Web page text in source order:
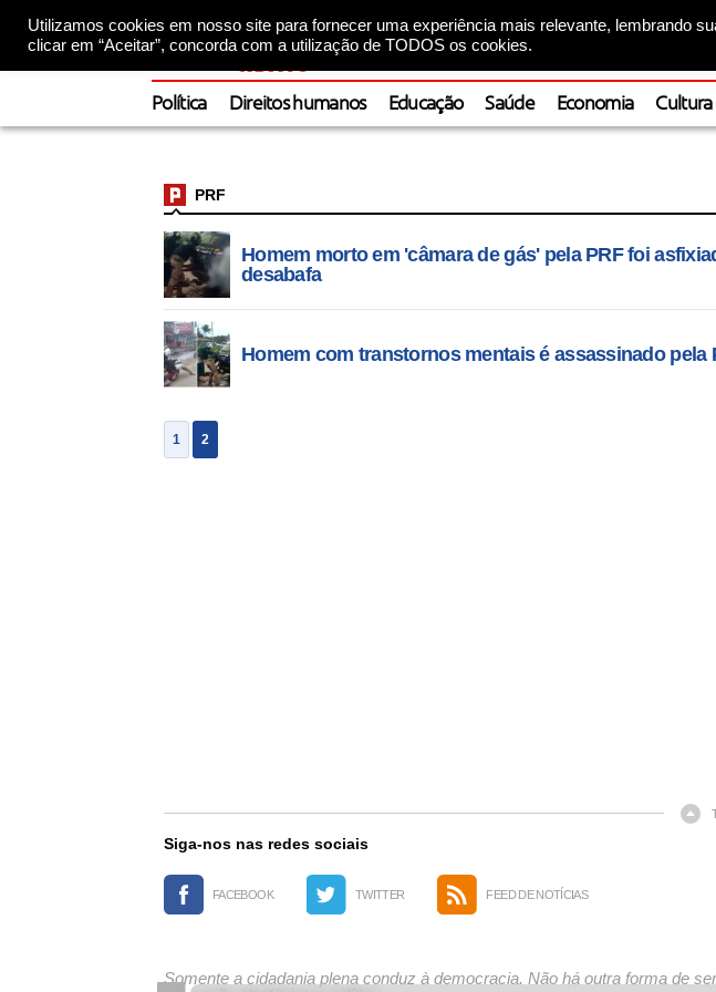
Utilizamos cookies em nosso site para fornecer uma experiência mais relevante, lembrando
clicar em “Aceitar”, concorda com a utilização de TODOS os cookies.
Política Direitos humanos Educação Saúde Economia Cultura
PRF
Homem morto em 'câmara de gás' pela PRF foi
desabafa
Homem com transtornos mentais é assassinado pela
1 2
Siga-nos nas redes sociais
FACEBOOK TWITTER FEED DE NOTÍCIAS
Somente a cidadania plena conduz à democracia. Não há outra forma de